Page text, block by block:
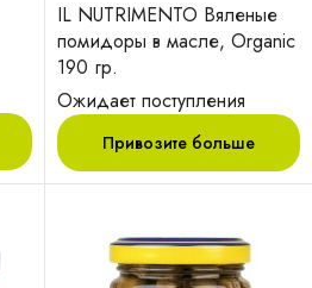
IL NUTRIMENTO Вяленые
помидоры в масле, Organic
190 гр.
Ожидает поступления
Привозите больше